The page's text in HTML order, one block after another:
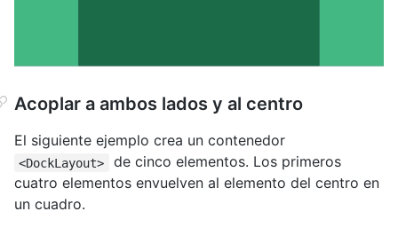
Acoplar a ambos lados y al centro
El siguiente ejemplo crea un contenedor
<DockLayout>
de cinco elementos. Los primeros
cuatro elementos envuelven al elemento del centro en
un cuadro.